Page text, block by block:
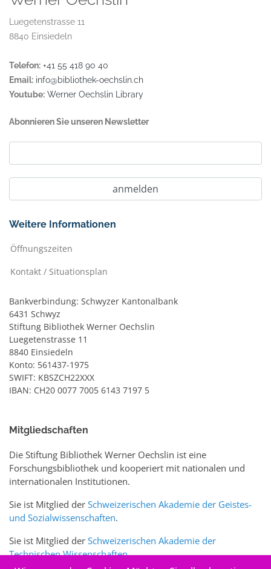
Luegetenstrasse 11
8840 Einsiedeln
Telefon: +41 55 418 90 40
Email: info@bibliothek-oechslin.ch
Youtube: Werner Oechslin Library
Abonnieren Sie unseren Newsletter
Weitere Informationen
Öffnungszeiten
Kontakt / Situationsplan
Bankverbindung: Schwyzer Kantonalbank
6431 Schwyz
Stiftung Bibliothek Werner Oechslin
Luegetenstrasse 11
8840 Einsiedeln
Konto: 561437-1975
SWIFT: KBSZCH22XXX
IBAN: CH20 0077 7005 6143 7197 5
Mitgliedschaften
Die Stiftung Bibliothek Werner Oechslin ist eine
Forschungsbibliothek und kooperiert mit nationalen und
internationalen Institutionen.
Sie ist Mitglied der Schweizerischen Akademie der Geistes-
und Sozialwissenschaften.
Sie ist Mitglied der Schweizerischen Akademie der
Technischen Wissenschaften.